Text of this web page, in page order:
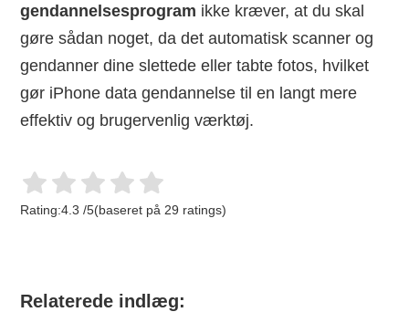
gendannelsesprogram ikke kræver, at du skal
gøre sådan noget, da det automatisk scanner og
gendanner dine slettede eller tabte fotos, hvilket
gør iPhone data gendannelse til en langt mere
effektiv og brugervenlig værktøj.
Rating:4.3 /5(baseret på 29 ratings)
Relaterede indlæg: